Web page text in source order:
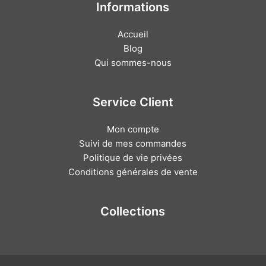
Informations
Accueil
Blog
Qui sommes-nous
Service Client
Mon compte
Suivi de mes commandes
Politique de vie privées
Conditions générales de vente
Collections